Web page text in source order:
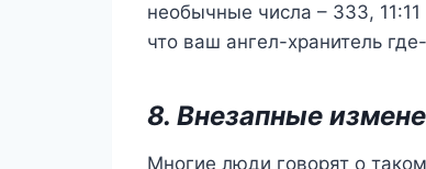
необычные числа – 333,
что ваш ангел-хранитель
8. Внезапные
Многие люди говорят о